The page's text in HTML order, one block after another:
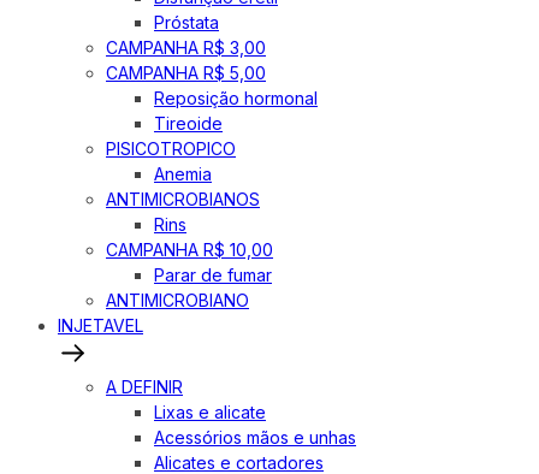
Próstata
CAMPANHA R$ 3,00
CAMPANHA R$ 5,00
Reposição hormonal
Tireoide
PISICOTROPICO
Anemia
ANTIMICROBIANOS
Rins
CAMPANHA R$ 10,00
Parar de fumar
ANTIMICROBIANO
INJETAVEL
A DEFINIR
Lixas e alicate
Acessórios mãos e unhas
Alicates e cortadores